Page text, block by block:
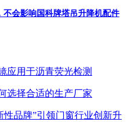
不会影响国科牌塔吊升降机配件
应用于沥青荧光检测
选择合适的生产厂家
性品牌”引领门窗行业创新升